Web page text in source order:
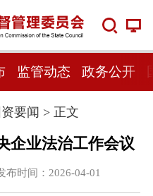
监管动态 政务公开
要闻 > 正文
企业法治工作会议
时间：2026-04-01